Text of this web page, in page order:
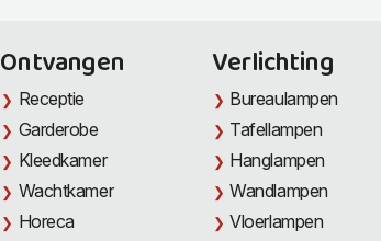
Ontvangen
Receptie
Garderobe
Kleedkamer
Wachtkamer
Horeca
Verlichting
Bureaulampen
Tafellampen
Hanglampen
Wandlampen
Vloerlampen